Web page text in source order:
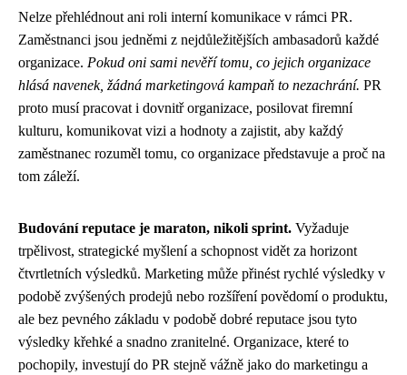
Nelze přehlédnout ani roli interní komunikace v rámci PR.
Zaměstnanci jsou jedněmi z nejdůležitějších ambasadorů každé
organizace. Pokud oni sami nevěří tomu, co jejich organizace
hlásá navenek, žádná marketingová kampaň to nezachrání. PR
proto musí pracovat i dovnitř organizace, posilovat firemní
kulturu, komunikovat vizi a hodnoty a zajistit, aby každý
zaměstnanec rozuměl tomu, co organizace představuje a proč na
tom záleží.
Budování reputace je maraton, nikoli sprint. Vyžaduje
trpělivost, strategické myšlení a schopnost vidět za horizont
čtvrtletních výsledků. Marketing může přinést rychlé výsledky v
podobě zvýšených prodejů nebo rozšíření povědomí o produktu,
ale bez pevného základu v podobě dobré reputace jsou tyto
výsledky křehké a snadno zranitelné. Organizace, které to
pochopily, investují do PR stejně vážně jako do marketingu a